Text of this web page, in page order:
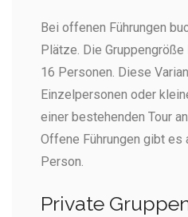
Bei offenen Führungen
Plätze. Die
16 Personen. Diese
Einzelpersonen oder
einer bestehenden Tour
Offene Führungen gibt es
Person.
Private